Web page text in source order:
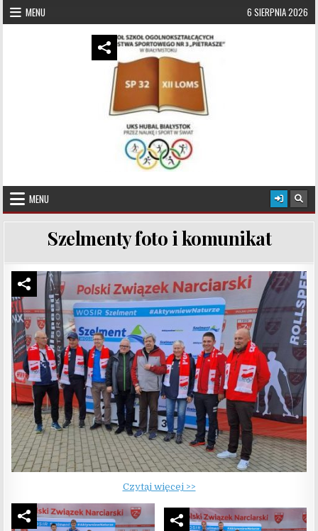
Skip to content
MENU 6 SIERPNIA 2026
UKS Hubal Białystok
MENU
Szelmenty foto i komunikat
Czytaj więcej >>